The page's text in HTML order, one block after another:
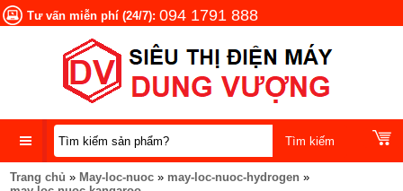
Tư vấn miễn phí (24/7): 094 1791 888
DANH
Trang chủ » May-loc-nuoc » may-loc-nuoc-hydrogen »